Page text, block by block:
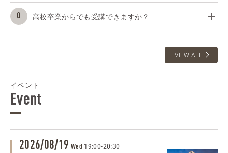
高校卒業からでも受講できますか？
VIEW ALL
イベント
Event
2026/08/19 Wed 19:00-20:30